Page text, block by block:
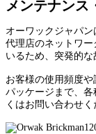
メンテナンス
オーワックジャパ
代理店のネットワ
いるため、突発的な
お客様の使用頻度
パッケージまで、
くはお問い合わせく